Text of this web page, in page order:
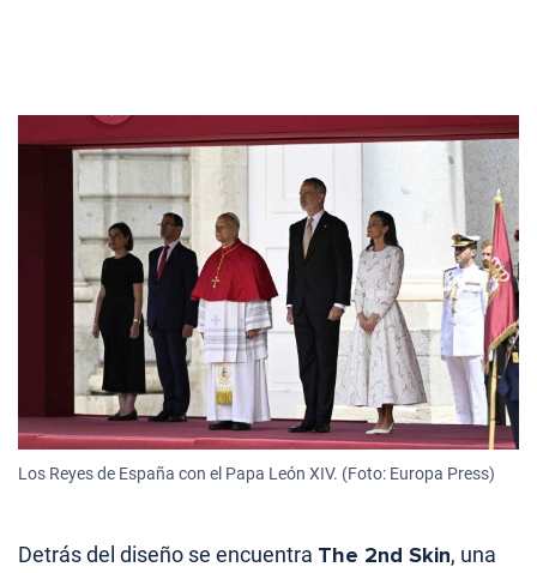
Los Reyes de España con el Papa León XIV. (Foto: Europa Press)
Detrás del diseño se encuentra The 2nd Skin, una